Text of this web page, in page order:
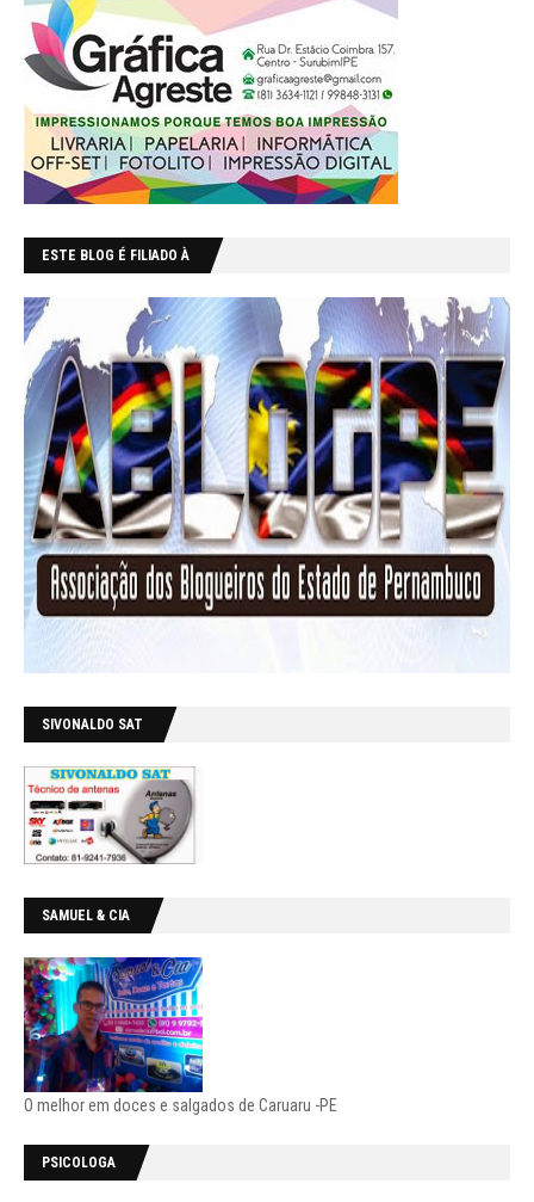
ESTE BLOG É FILIADO À
SIVONALDO SAT
SAMUEL & CIA
O melhor em doces e salgados de Caruaru -PE
PSICOLOGA